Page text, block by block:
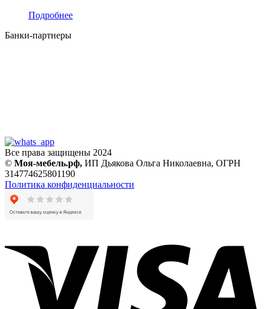
Подробнее
Банки-партнеры
Все права защищены 2024
© Моя-мебель.рф, ИП Дьякова Ольга Николаевна, ОГРН
314774625801190
Политика конфиденциальности